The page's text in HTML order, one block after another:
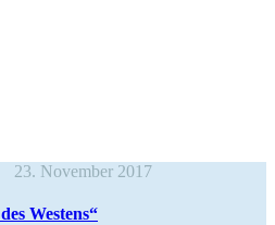
23. November 2017
Westens“